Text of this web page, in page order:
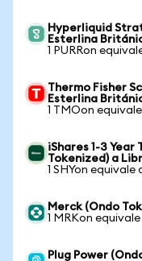
Hyperliquid
Esterlina
1 PURRon
Thermo Fisher
Esterlina
1 TMOon
iShares 1-3 Year
Tokenized) a
1 SHYon equivale
Merck (Ondo
1 MRKon
Plug Power